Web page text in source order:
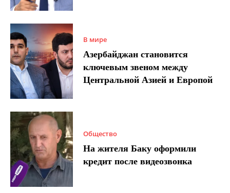
В мире
Азербайджан становится
ключевым звеном между
Центральной Азией и Европой
Общество
На жителя Баку оформили
кредит после видеозвонка